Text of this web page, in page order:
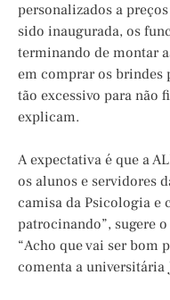
personalizados a
sido inaugurada, os
terminando de montar
em comprar os brindes
tão excessivo para não
explicam.
A expectativa é que a
os alunos e servidores
camisa da Psicologia e
patrocinando”, sugere
“Acho que vai ser bom
comenta a universitária